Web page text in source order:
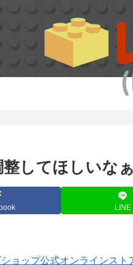
してほしいな
LINE